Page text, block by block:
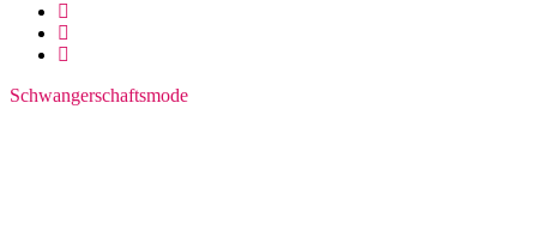
Schwangerschaftsmode